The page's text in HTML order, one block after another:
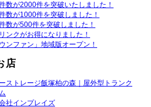
数が2000件を突破いたしました！
数が1000件を突破しました！
数が500件を突破しました！
ンクがお得になりました！
ウンファン」地域版オープン！
店
ストレージ飯塚柏の森｜屋外型トランク
社インプレイズ